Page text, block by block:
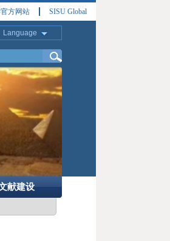
方网站 SISU Global
Language
献建设